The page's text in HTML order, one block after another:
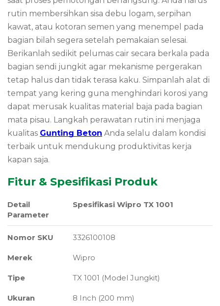
rutin membersihkan sisa debu logam, serpihan
kawat, atau kotoran semen yang menempel pada
bagian bilah segera setelah pemakaian selesai.
Berikanlah sedikit pelumas cair secara berkala pada
bagian sendi jungkit agar mekanisme pergerakan
tetap halus dan tidak terasa kaku. Simpanlah alat di
tempat yang kering guna menghindari korosi yang
dapat merusak kualitas material baja pada bagian
mata pisau. Langkah perawatan rutin ini menjaga
kualitas Gunting Beton Anda selalu dalam kondisi
terbaik untuk mendukung produktivitas kerja
kapan saja.
Fitur & Spesifikasi Produk
Detail
Parameter
Spesifikasi Wipro TX 1001
Nomor SKU 3326100108
Merek Wipro
Tipe TX 1001 (Model Jungkit)
Ukuran 8 Inch (200 mm)